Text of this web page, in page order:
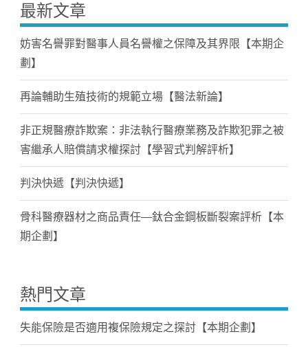
最新文章
妨害名譽罪對醫事人員名譽權之保障及其界限【本期企
劃】
再論輔助生殖技術的規範立場【醫法新論】
非正規醫療詐欺案：非法執行醫療業務及詐欺犯罪之被
害繼承人賠償請求權探討【學習式判解評析】
判決快遞【判決快遞】
骨科醫療器材之商品責任—鈦合金鋼板斷裂案評析【本
期企劃】
熱門文章
失能保險是否適用複保險規定之探討【本期企劃】